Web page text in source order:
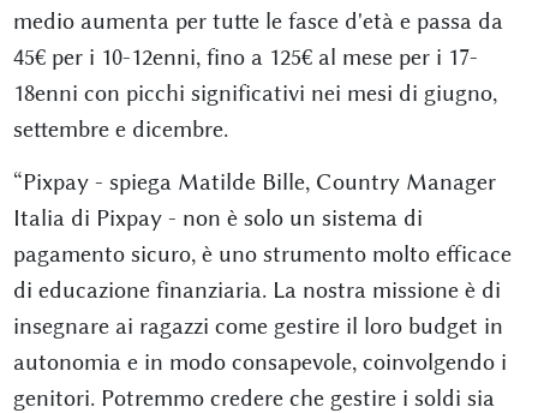
medio aumenta per tutte le fasce d'età e passa da
45€ per i 10-12enni, fino a 125€ al mese per i 17-
18enni con picchi significativi nei mesi di giugno,
settembre e dicembre.
“Pixpay - spiega Matilde Bille, Country Manager
Italia di Pixpay - non è solo un sistema di
pagamento sicuro, è uno strumento molto efficace
di educazione finanziaria. La nostra missione è di
insegnare ai ragazzi come gestire il loro budget in
autonomia e in modo consapevole, coinvolgendo i
genitori. Potremmo credere che gestire i soldi sia